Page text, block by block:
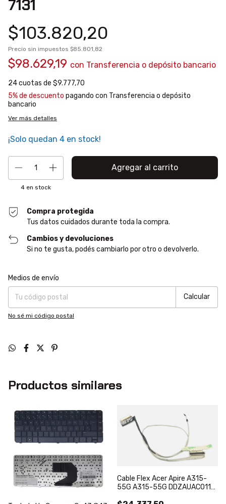
7131
$103.820,20
Precio sin impuestos $85.801,82
$98.629,19 con Transferencia o depósito bancario
24cuotas de $9.777,70
5% de descuento pagando con Transferencia o depósito
bancario
Ver más detalles
¡Solo quedan 4 en stock!
4 en stock
Compra protegida
Tus datos cuidados durante toda la compra.
Cambios y devoluciones
Si no te gusta, podés cambiarlo por otro o devolverlo.
Entregas para el CP:
Medios de envío
Calcular
No sé mi código postal
Productos similares
Cable Flex Acer Apire A315-
55G A315-55G DDZAUAC011